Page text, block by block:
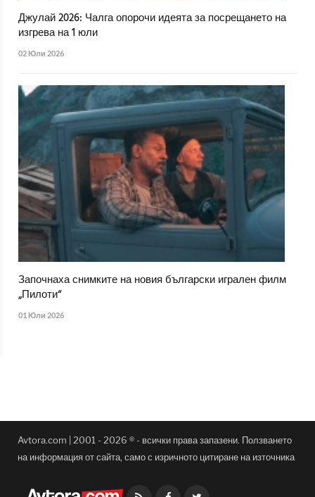
Джулай 2026: Чалга опорочи идеята за посрещането на
изгрева на 1 юли
02 Юли 2026
Започнаха снимките на новия български игрален филм
„Пилоти“
01 Юли 2026
Avtora.com | 2001 - 2026 ® - всички права запазени. Ползването
на информация от сайта, само с изричното цитиране на източника